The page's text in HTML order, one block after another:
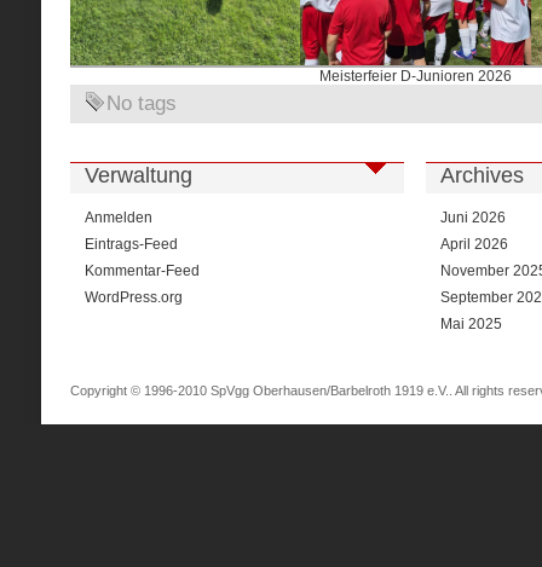
Meisterfeier D-Junioren 2026
No tags
Verwaltung
Anmelden
Eintrags-Feed
Kommentar-Feed
WordPress.org
Archives
Juni 2026
April 2026
November
September
Mai 2025
Copyright © 1996-2010 SpVgg Oberhausen/Barbelroth 1919 e.V.. All rights